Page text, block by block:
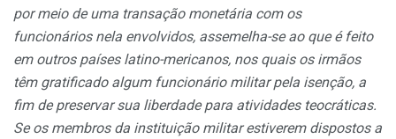
por meio de uma transação monetária com os
funcionários nela envolvidos, assemelha-se ao que é feito
em outros países latino-mericanos, nos quais os irmãos
têm gratificado algum funcionário militar pela isenção, a
fim de preservar sua liberdade para atividades teocráticas.
Se os membros da instituição militar estiverem dispostos a